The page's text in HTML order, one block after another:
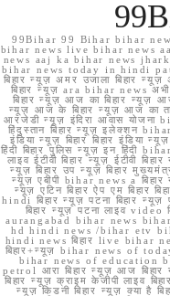
99Bihar 99 Bihar bihar
bihar news live bihar news
news aaj ka bihar news
bihar news today in hindi
बिहार न्यूज़ अमर उजाला बिहार
बिहार न्यूज़ ara bihar news
बिहार न्यूज़ आज का बिहार न्यूज़
न्यूज़ आज के बिहार न्यूज़ आज का
आरजेडी न्यूज़ इंदिरा आवास योजना
हिंदुस्तान बिहार न्यूज़ इलेक्शन
इंडिया न्यूज़ बिहार बिहार इंडिया
हिंदी बिहार पुलिस न्यूज़ इन हिंदी
लाइव ईटीवी बिहार न्यूज़ ईटीवी
न्यूज़ बिहार उप न्यूज़ बिहार
न्यूज़ एबीपी bihar news a
न्यूज़ एटिन बिहार ऐप एम बिहार
hindi बिहार न्यूज़ पटना बिहार
बिहार न्यूज़ पटना लाइव video
aurangabad bihar news
hd hindi news /bihar etv
hindi news बिहार live bihar
बिहार+न्यूज़ bihar news of
bihar news of education
petrol आरा बिहार न्यूज़ आज
बिहार न्यूज़ क्राइम केजीपी लाइव
न्यूज़ किडनी बिहार न्यूज़ क्या है